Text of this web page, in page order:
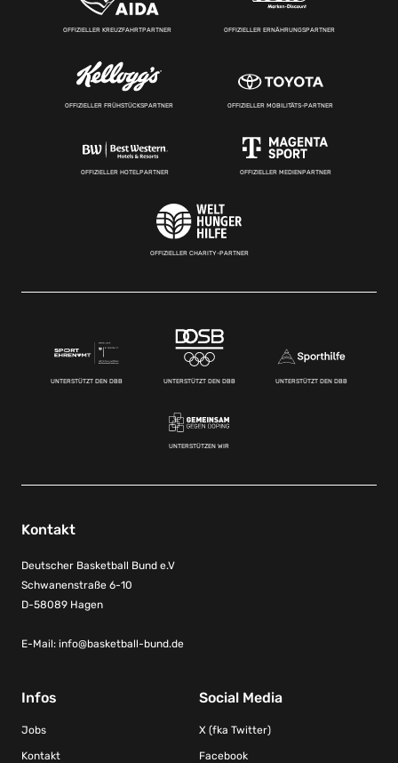
OFFIZIELLER KREUZFAHRTPARTNER OFFIZIELLER ERNÄHRUNGSPARTNER
OFFIZIELLER FRÜHSTÜCKSPARTNER OFFIZIELLER MOBILITÄTS-PARTNER
OFFIZIELLER HOTELPARTNER OFFIZIELLER MEDIENPARTNER
OFFIZIELLER CHARITY-PARTNER
UNTERSTÜTZT DEN DBB UNTERSTÜTZT DEN DBB UNTERSTÜTZT DEN DBB
UNTERSTÜTZEN WIR
Kontakt
Deutscher Basketball Bund e.V
Schwanenstraße 6-10
D-58089 Hagen
E-Mail: info@basketball-bund.de
Infos
Jobs
Kontakt
Social Media
X (fka Twitter)
Facebook